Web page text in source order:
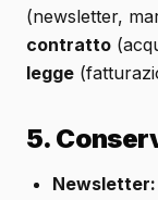
(newsletter,
contratto
legge
5.
Newsletter: